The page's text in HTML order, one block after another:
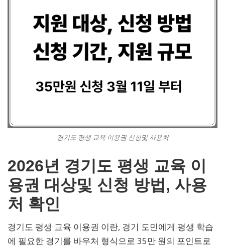
경기도 평생 교육 이용권 신청및 사용처
2026년 경기도 평생 교육 이
용권 대상및 신청 방법, 사용
처 확인
경기도 평생 교육 이용권 이란, 경기 도민에게 평생 학습
에 필요한 경기를 바우처 형식으로 35만 원의 포인트로